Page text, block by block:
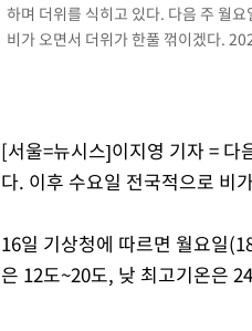
하며 더위를 식히고 있다. 다음 주 월
비가 오면서 더위가 한풀 꺾이겠다.
[서울=뉴시스]이지영 기자 = 다
다. 이후 수요일 전국적으로 비
16일 기상청에 따르면 월요일
은 12도~20도, 낮 최고기온은